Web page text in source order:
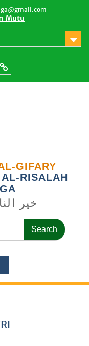
Mutu
email
GIFARY
RISALAH
خير